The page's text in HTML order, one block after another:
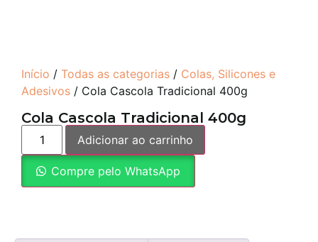
Início / Todas as categorias / Colas, Silicones e
Adesivos / Cola Cascola Tradicional 400g
Cola Cascola Tradicional 400g
Adicionar ao carrinho
Compre pelo WhatsApp